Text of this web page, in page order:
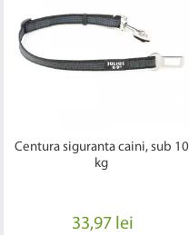
Centura siguranta caini, sub 10
kg
33,97 lei